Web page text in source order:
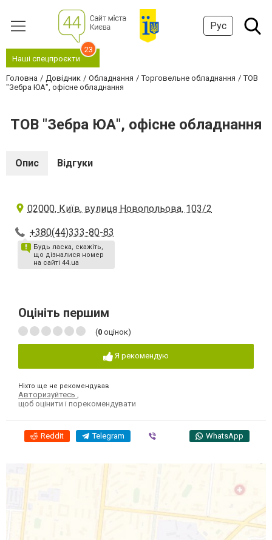
Рус
Наші спецпроєкти
23
Головна Довідник Обладнання Торговельне обладнання
ТОВ
"Зебра ЮА", офісне обладнання
ТОВ "Зебра ЮА", офісне обладнання
Опис Відгуки
02000, Київ, вулиця Новопольова, 103/2
+380(44)333-80-83
Будь ласка, скажіть,
що дізналися номер
на сайті 44.ua
Оцініть першим
(0 оцінок)
Я рекомендую
Ніхто ще не рекомендував
Авторизуйтесь
щоб оцінити і порекомендувати
Reddit Telegram WhatsApp